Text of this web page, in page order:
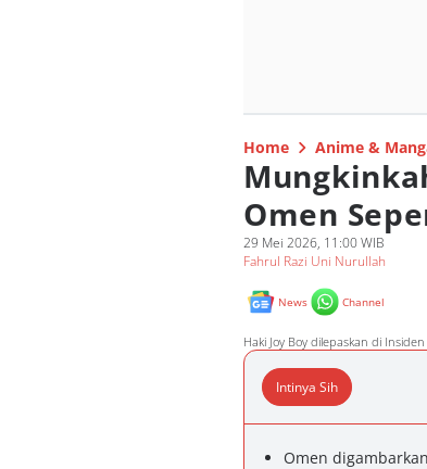
Home Anime &
Omen
29 Mei 2026, 11:00 WIB
Fahrul Razi Uni Nurullah
News Channel
Haki Joy Boy dilepaskan di
Intinya Sih
Omen